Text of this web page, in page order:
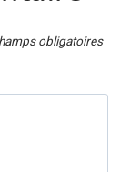
obligatoires